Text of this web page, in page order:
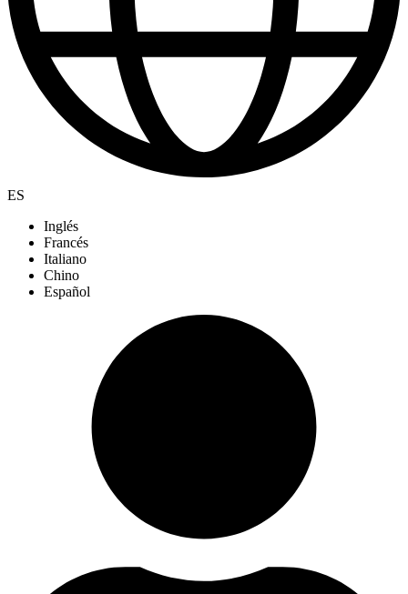
ES
Inglés
Francés
Italiano
Chino
Español